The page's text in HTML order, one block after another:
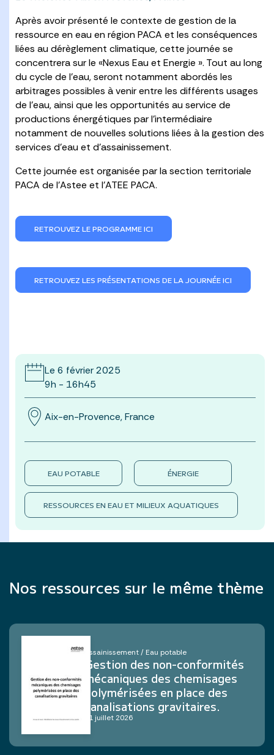
Après avoir présenté le contexte de gestion de la
ressource en eau en région PACA et les conséquences
liées au dérèglement climatique, cette journée se
concentrera sur le «Nexus Eau et Energie ». Tout au long
du cycle de l’eau, seront notamment abordés les
arbitrages possibles à venir entre les différents usages
de l’eau, ainsi que les opportunités au service de
productions énergétiques par l’intermédiaire
notamment de nouvelles solutions liées à la gestion des
services d’eau et d’assainissement.
Cette journée est organisée par la section territoriale
PACA de l’Astee et l’ATEE PACA.
RETROUVEZ LE PROGRAMME ICI
RETROUVEZ LES PRÉSENTATIONS DE LA JOURNÉE ICI
Le 6 février 2025
9h - 16h45
Aix-en-Provence, France
EAU POTABLE ÉNERGIE
RESSOURCES EN EAU ET MILIEUX AQUATIQUES
Nos ressources sur le même thème
Assainissement / Eau potable
Gestion des non-conformités
mécaniques des chemisages
polymérisées en place des
canalisations gravitaires.
21 juillet 2026